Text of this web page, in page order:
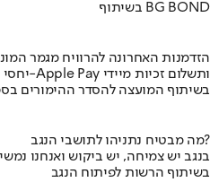
בשיתוף BG BOND
הזדמנות האחרונה להרוויח מגמר
יחסי הימור משופרים, הפקדות ב-Apple Pay ותשלום זכיות מיידי
בשיתוף המועצה להסדר ההימורים
מה מבטיח נתניהו לתושבי הנגב?
בנגב יש צמיחה, יש ביקוש ואנחנו
בשיתוף הרשות לפיתוח הנגב